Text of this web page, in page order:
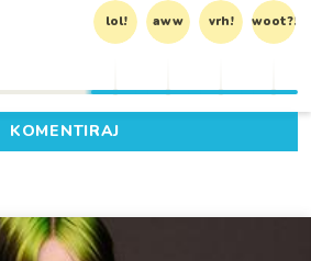
lol! aww vrh! woot?!
KOMENTIRAJ